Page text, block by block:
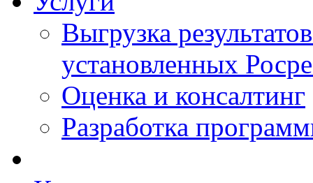
Выгрузка
установленных
Оценка и консалтинг
Разработка